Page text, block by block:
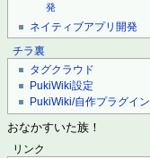
発
ネイティブアプリ開発
チラ裏
タグクラウド
PukiWiki設定
PukiWiki/自作プラグイン
おなかすいた族！
リンク